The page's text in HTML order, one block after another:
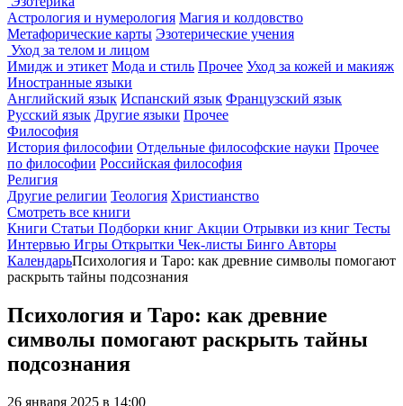
Астрология и нумерология Магия и колдовство
Метафорические карты Эзотерические учения
Уход за телом и лицом
Имидж и этикет Мода и стиль Прочее Уход за кожей и макияж
Иностранные языки
Английский язык Испанский язык Французский язык
Русский язык Другие языки Прочее
Философия
История философии Отдельные философские науки Прочее
по философии Российская философия
Религия
Другие религии Теология Христианство
Смотреть все книги
Книги Статьи Подборки книг Акции Отрывки из книг Тесты
Интервью Игры Открытки Чек-листы Бинго Авторы
КалендарьПсихология и Таро: как древние символы помогают
раскрыть тайны подсознания
Психология и Таро: как древние
символы помогают раскрыть тайны
подсознания
26 января 2025 в 14:00